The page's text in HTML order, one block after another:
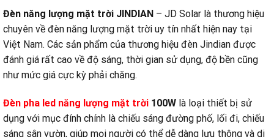
Đèn năng lượng mặt trời JINDIAN – JD Solar là thương hiệu
chuyên về đèn năng lượng mặt trời uy tín nhất hiện nay tại
Việt Nam. Các sản phẩm của thương hiệu đèn Jindian được
đánh giá rất cao về độ sáng, thời gian sử dụng, độ bền cũng
như mức giá cực kỳ phải chăng.
Đèn pha led năng lượng mặt trời 100W là loại thiết bị sử
dụng với mục đính chính là chiếu sáng đường phố, lối đi, chiếu
sáng sân vườn, giúp mọi người có thể dễ dàng lưu thông và di